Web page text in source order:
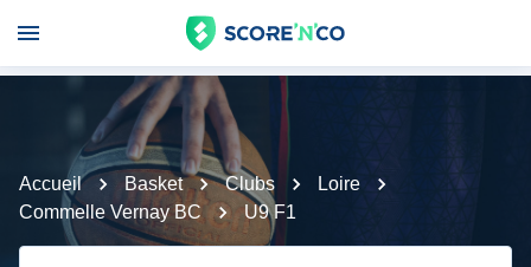
Accueil Basket Clubs
Loire
Commelle Vernay BC
U9 F1